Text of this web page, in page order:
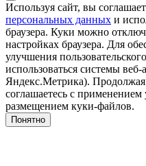
Используя сайт, вы
персональных данных и
браузера. Куки можно
настройках браузера. Для
улучшения
использоваться системы
Яндекс.Метрика).
соглашаетесь с
размещением куки-файлов.
Понятно